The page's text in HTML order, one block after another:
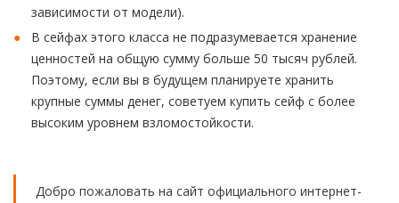
зависимости от модели).
В сейфах этого класса не подразумевается хранение
ценностей на общую сумму больше 50 тысяч рублей.
Поэтому, если вы в будущем планируете хранить
крупные суммы денег, советуем купить сейф с более
высоким уровнем взломостойкости.
Добро пожаловать на сайт официального интернет-